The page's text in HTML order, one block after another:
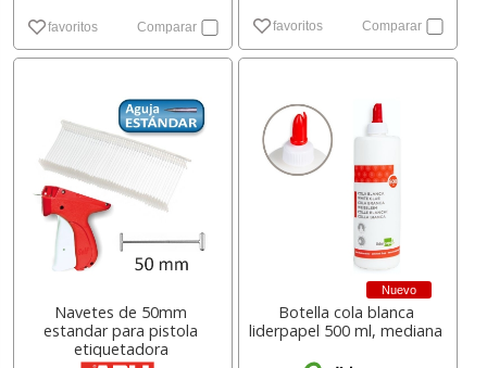
favoritos Comparar favoritos Comparar
Navetes de 50mm
estandar para pistola
etiquetadora
Nuevo
Botella cola blanca
liderpapel 500 ml, mediana